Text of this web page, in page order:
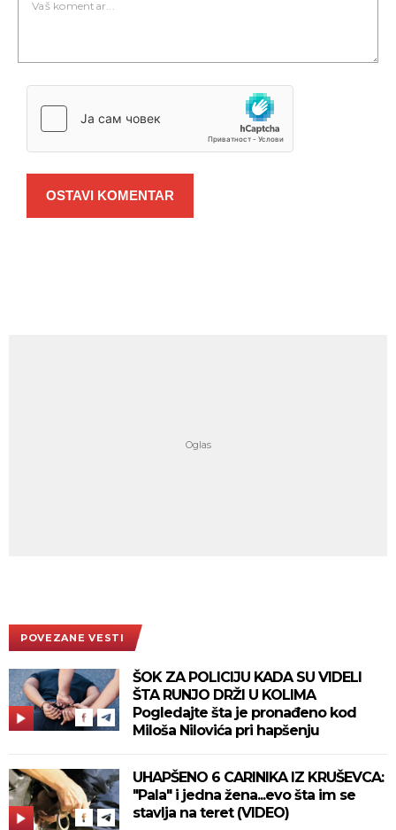
OSTAVI KOMENTAR
POVEZANE VESTI
ŠOK ZA POLICIJU KADA SU VIDELI
ŠTA RUNJO DRŽI U KOLIMA
Pogledajte šta je pronađeno kod
Miloša Nilovića pri hapšenju
UHAPŠENO 6 CARINIKA IZ KRUŠEVCA:
"Pala" i jedna žena...evo šta im se
stavlja na teret (VIDEO)